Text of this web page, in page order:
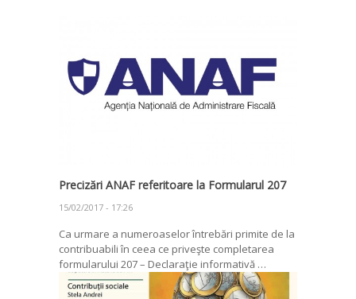
Precizări ANAF referitoare la Formularul 207
15/02/2017 - 17:26
Ca urmare a numeroaselor întrebări primite de la
contribuabili în ceea ce priveşte completarea
formularului 207 – Declaraţie informativă …